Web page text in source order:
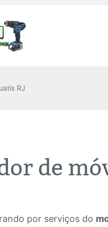
RJ
de
por serviços do